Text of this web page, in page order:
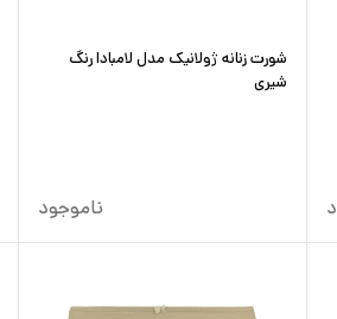
شورت زنانه ژولانیک مدل لامبادا رنگ
شیری
ناموجود